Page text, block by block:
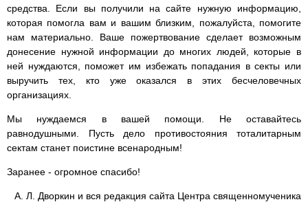
средства. Если вы получили на сайте нужную информацию,
которая помогла вам и вашим близким, пожалуйста, помогите
нам материально. Ваше пожертвование сделает возможным
донесение нужной информации до многих людей, которые в
ней нуждаются, поможет им избежать попадания в секты или
выручить тех, кто уже оказался в этих бесчеловечных
организациях.
Мы нуждаемся в вашей помощи. Не оставайтесь
равнодушными. Пусть дело противостояния тоталитарным
сектам станет поистине всенародным!
Заранее - огромное спасибо!
А. Л. Дворкин и вся редакция сайта Центра священномученика